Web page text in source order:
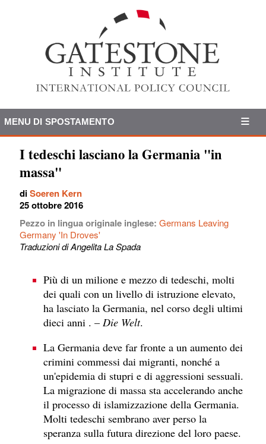
MENU DI SPOSTAMENTO
I tedeschi lasciano la Germania "in
massa"
diSoeren Kern
25 ottobre 2016
Pezzo in lingua originale inglese: Germans Leaving
Germany 'In Droves'
Traduzioni di Angelita La Spada
Più di un milione e mezzo di tedeschi, molti
dei quali con un livello di istruzione elevato,
ha lasciato la Germania, nel corso degli ultimi
dieci anni . – Die Welt.
La Germania deve far fronte a un aumento dei
crimini commessi dai migranti, nonché a
un'epidemia di stupri e di aggressioni sessuali.
La migrazione di massa sta accelerando anche
il processo di islamizzazione della Germania.
Molti tedeschi sembrano aver perso la
speranza sulla futura direzione del loro paese.